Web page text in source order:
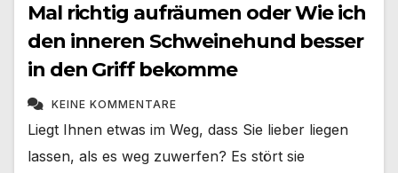
Mal richtig aufräumen oder Wie ich
den inneren Schweinehund besser
in den Griff bekomme
KEINE KOMMENTARE
Liegt Ihnen etwas im Weg, dass Sie lieber liegen
lassen, als es weg zuwerfen? Es stört sie